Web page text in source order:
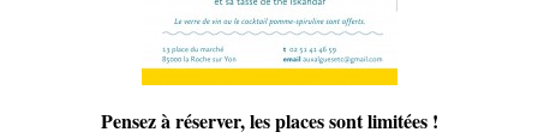
Pensez à réserver, les places sont limitées !